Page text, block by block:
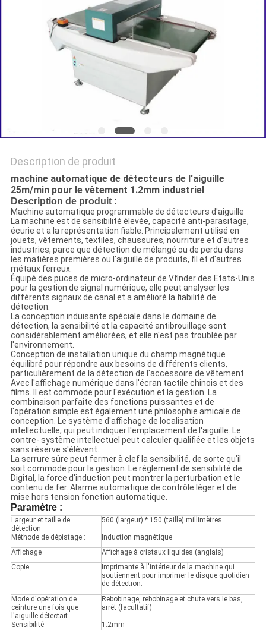
CITATION
POLITIQUE
CONFIDENTIALITÉ
Description de produit
machine automatique de détecteurs de l'aiguille
25m/min pour le vêtement 1.2mm industriel
Description de produit :
Machine automatique programmable de détecteurs d'aiguille
La machine est de sensibilité élevée, capacité anti-parasitage,
écurie et a la représentation fiable. Principalement utilisé en
jouets, vêtements, textiles, chaussures, nourriture et d'autres
industries, parce que détection de mélangé ou de perdu dans
les matières premières ou l'aiguille de produits, fil et d'autres
métaux ferreux.
Équipé des puces de micro-ordinateur de Vfinder des Etats-Unis
pour la gestion de signal numérique, elle peut analyser les
différents signaux de canal et a amélioré la fiabilité de
détection.
La conception induisante spéciale dans le domaine de
détection, la sensibilité et la capacité antibrouillage sont
considérablement améliorées, et elle n'est pas troublée par
l'environnement.
Conception de installation unique du champ magnétique
équilibré pour répondre aux besoins de différents clients,
particulièrement de la détection de l'accessoire de vêtement.
Avec l'affichage numérique dans l'écran tactile chinois et des
films. Il est commode pour l'exécution et la gestion. La
combinaison parfaite des fonctions puissantes et de
l'opération simple est également une philosophie amicale de
conception. Le système d'affichage de localisation
intellectuelle, qui peut indiquer l'emplacement de l'aiguille. Le
contre- système intellectuel peut calculer qualifiée et les objets
sans réserve s'élèvent.
La serrure sûre peut fermer à clef la sensibilité, de sorte qu'il
soit commode pour la gestion. Le règlement de sensibilité de
Digital, la force d'induction peut montrer la perturbation et le
contenu de fer. Alarme automatique de contrôle léger et de
mise hors tension fonction automatique.
Paramètre :
Largeur et taille de
détection
560 (largeur) * 150 (taille) millimètres
Méthode de dépistage :
Induction magnétique
Affichage
Affichage à cristaux liquides (anglais)
Copie
Imprimante à l'intérieur de la machine qui
soutiennent pour imprimer le disque quotidien
de détection.
Mode d'opération de
ceinture une fois que
l'aiguille détectait
Rebobinage, rebobinage et chute vers le bas,
arrêt (facultatif)
Sensibilité
1.2mm